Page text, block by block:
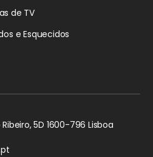
de TV
e Esquecidos
5D 1600-796 Lisboa